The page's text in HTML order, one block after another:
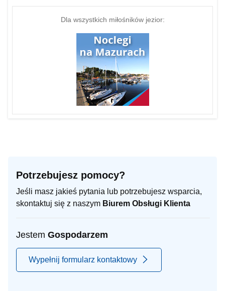
Dla wszystkich miłośników jezior:
Potrzebujesz pomocy?
Jeśli masz jakieś pytania lub potrzebujesz wsparcia,
skontaktuj się z naszym Biurem Obsługi Klienta
Jestem Gospodarzem
Wypełnij formularz kontaktowy